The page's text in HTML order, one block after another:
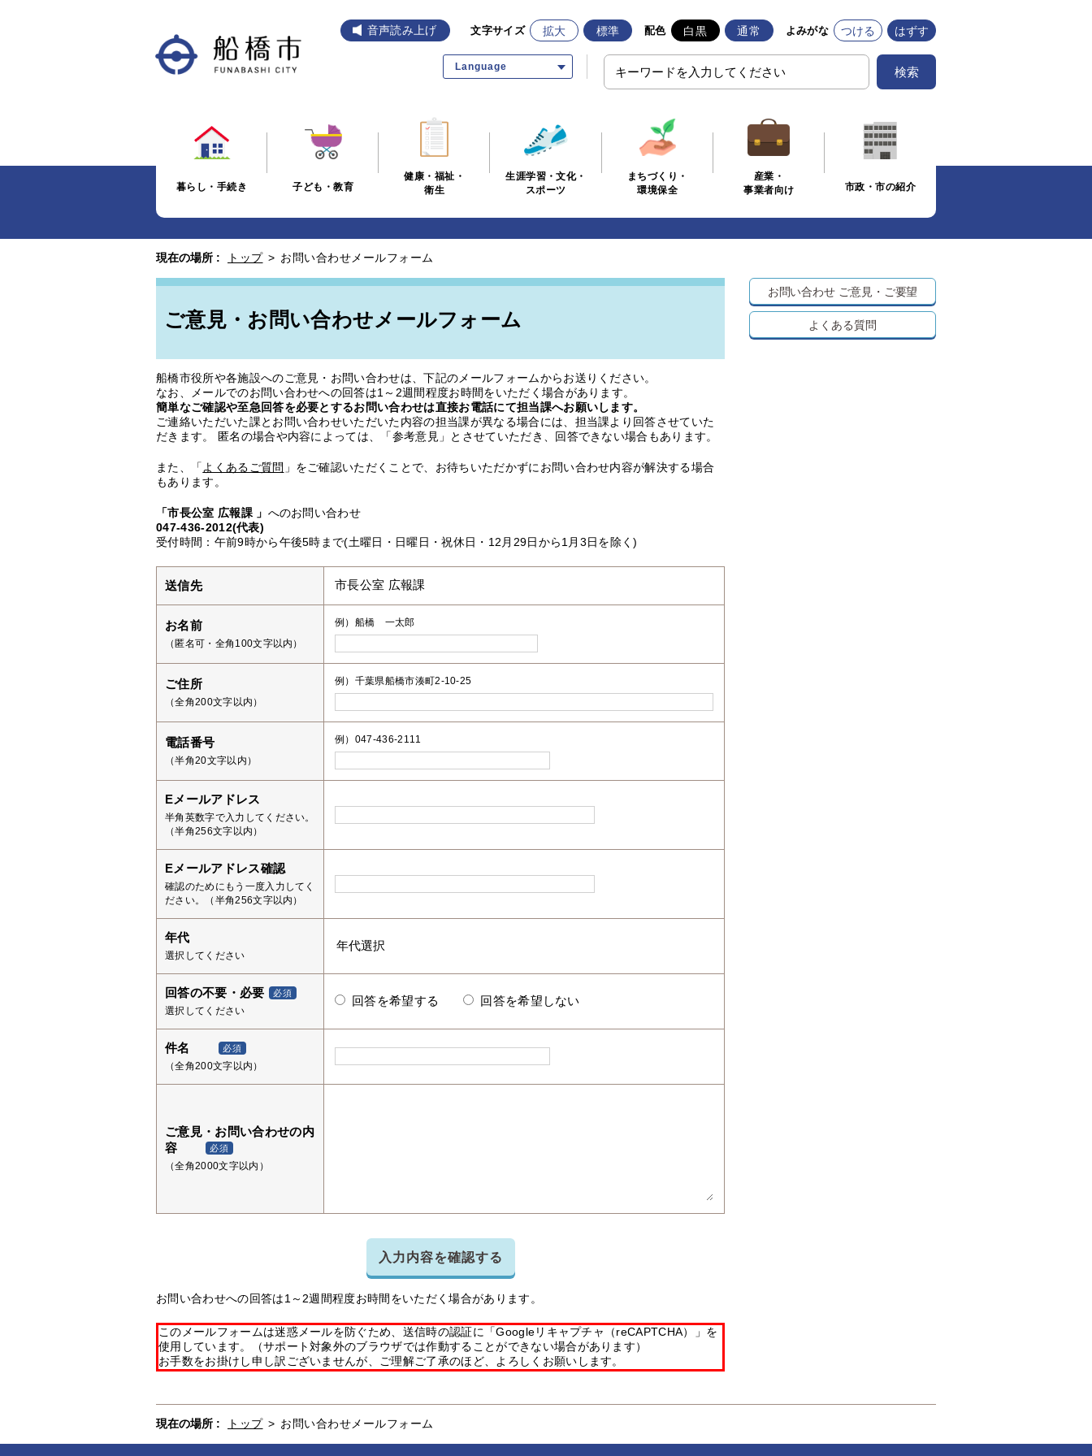
音声読み上げ 文字サイズ 拡大 標準 配色 白黒 通常 よみがな つける はずす
Language 検索
暮らし・手続き 子ども・教育
健康・福祉・
衛生
生涯学習・文化・
スポーツ
まちづくり・
環境保全
産業・
事業者向け
市政・市の紹介
現在の場所 : トップ > お問い合わせメールフォーム
ご意見・お問い合わせメールフォーム
船橋市役所や各施設へのご意見・お問い合わせは、下記のメールフォームからお送りください。
なお、メールでのお問い合わせへの回答は1～2週間程度お時間をいただく場合があります。
簡単なご確認や至急回答を必要とするお問い合わせは直接お電話にて担当課へお願いします。
ご連絡いただいた課とお問い合わせいただいた内容の担当課が異なる場合には、担当課より回答させていた
だきます。 匿名の場合や内容によっては、「参考意見」とさせていただき、回答できない場合もあります。
また、「 よくあるご質問 」をご確認いただくことで、お待ちいただかずにお問い合わせ内容が解決する場合
もあります。
「市長公室 広報課 」 へのお問い合わせ
047-436-2012(代表)
受付時間：午前9時から午後5時まで(土曜日・日曜日・祝休日・12月29日から1月3日を除く)
送信先 市長公室 広報課
お名前
（匿名可・全角100文字以内）
例）船橋 一太郎
ご住所
（全角200文字以内）
例）千葉県船橋市湊町2-10-25
電話番号
（半角20文字以内）
例）047-436-2111
Eメールアドレス
半角英数字で入力してください。
（半角256文字以内）
Eメールアドレス確認
確認のためにもう一度入力してく
ださい。（半角256文字以内）
年代
選択してください
回答の不要・必要 必須
選択してください
回答を希望する 回答を希望しない
件名 必須
（全角200文字以内）
ご意見・お問い合わせの内
容
必須
（全角2000文字以内）
入力内容を確認する
お問い合わせへの回答は1～2週間程度お時間をいただく場合があります。
このメールフォームは迷惑メールを防ぐため、送信時の認証に「Googleリキャプチャ（reCAPTCHA）」を
使用しています。（サポート対象外のブラウザでは作動することができない場合があります）
お手数をお掛けし申し訳ございませんが、ご理解ご了承のほど、よろしくお願いします。
お問い合わせ ご意見・ご要望
よくある質問
現在の場所 : トップ > お問い合わせメールフォーム